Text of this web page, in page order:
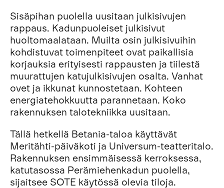
Sisäpihan puolella uusitaan julkisivujen
rappaus. Kadunpuoleiset julkisivut
huoltomaalataan. Muilta osin julkisivuihin
kohdistuvat toimenpiteet ovat paikallisia
korjauksia erityisesti rappausten ja tiilestä
muurattujen katujulkisivujen osalta. Vanhat
ovet ja ikkunat kunnostetaan. Kohteen
energiatehokkuutta parannetaan. Koko
rakennuksen talotekniikka uusitaan.
Tällä hetkellä Betania-taloa käyttävät
Meritähti-päiväkoti ja Universum-teatteritalo.
Rakennuksen ensimmäisessä kerroksessa,
katutasossa Perämiehenkadun puolella,
sijaitsee SOTE käytössä olevia tiloja.